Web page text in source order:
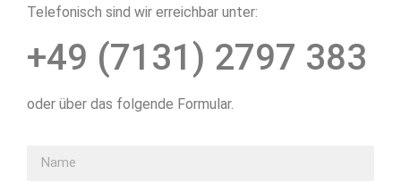
Telefonisch sind wir erreichbar unter:
+49 (7131) 2797 383
oder über das folgende Formular.